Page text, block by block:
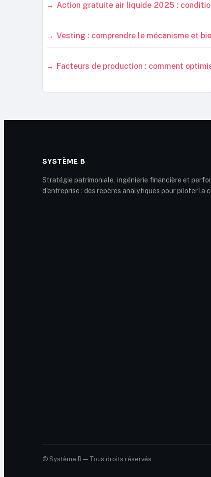
Action gratuite air liquide 2025 :
Vesting : comprendre le mécanisme et
Facteurs de production : comment
SYSTÈME B
Stratégie patrimoniale, ingénierie financière et
d'entreprise : des repères analytiques pour piloter la
© Système B — Tous droits réservés